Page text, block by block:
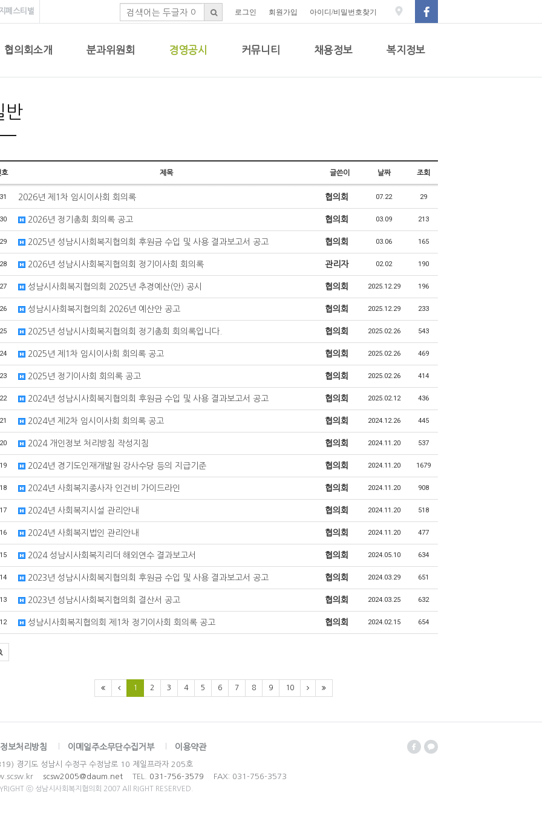
페스티벌 로그인 회원가입 아이디/비밀번호찾기
협의회소개 분과위원회 경영공시 커뮤니티 채용정보 복지정보
반
호 제목 글쓴이 날짜 조회
2026년 제1차 임시이사회 회의록 협의회 07.22 29
2026년 정기총회 회의록 공고 협의회 03.09 213
2025년 성남시사회복지협의회 후원금 수입 및 사용 결과보고서 공고 협의회 03.06 165
2026년 성남시사회복지협의회 정기이사회 회의록 관리자 02.02 190
성남시사회복지협의회 2025년 추경예산(안) 공시 협의회 2025.12.29 196
성남시사회복지협의회 2026년 예산안 공고 협의회 2025.12.29 233
2025년 성남시사회복지협의회 정기총회 회의록입니다. 협의회 2025.02.26 543
2025년 제1차 임시이사회 회의록 공고 협의회 2025.02.26 469
2025년 정기이사회 회의록 공고 협의회 2025.02.26 414
2024년 성남시사회복지협의회 후원금 수입 및 사용 결과보고서 공고 협의회 2025.02.12 436
2024년 제2차 임시이사회 회의록 공고 협의회 2024.12.26 445
2024 개인정보 처리방침 작성지침 협의회 2024.11.20 537
2024년 경기도인재개발원 강사수당 등의 지급기준 협의회 2024.11.20 1679
2024년 사회복지종사자 인건비 가이드라인 협의회 2024.11.20 908
2024년 사회복지시설 관리안내 협의회 2024.11.20 518
2024년 사회복지법인 관리안내 협의회 2024.11.20 477
2024 성남시사회복지리더 해외연수 결과보고서 협의회 2024.05.10 634
2023년 성남시사회복지협의회 후원금 수입 및 사용 결과보고서 공고 협의회 2024.03.29 651
2023년 성남시사회복지협의회 결산서 공고 협의회 2024.03.25 632
성남시사회복지협의회 제1차 정기이사회 회의록 공고 협의회 2024.02.15 654
1 2 3 4 5 6 7 8 9 10
보처리방침 이메일주소무단수집거부 이용약관
경기도 성남시 수정구 수정남로 10 제일프라자 205호
scsw2005@daum.net TEL. 031-756-3579 FAX: 031-756-3573
ⓒ 성남시사회복지협의회 2007 All RIGHT RESERVED.